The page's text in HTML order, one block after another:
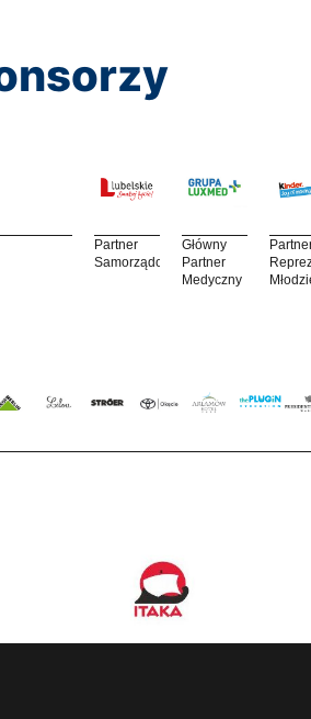
Partner
Samorządowy
Główny
Partner
Medyczny